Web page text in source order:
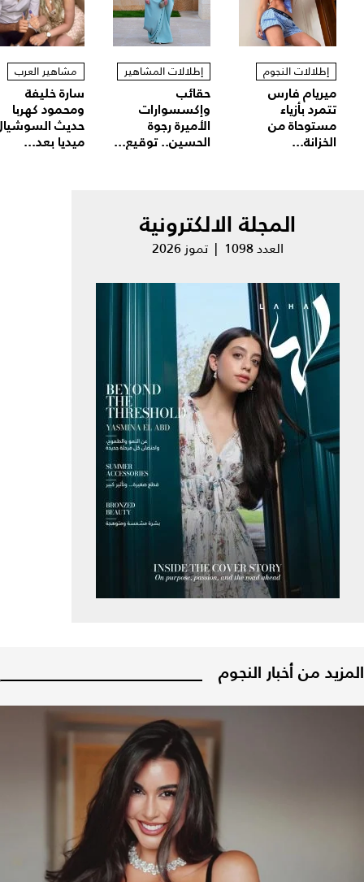
إطلالات النجوم
ميريام فارس
تتمرد بأزياء
مستوحاة من
الخزانة...
إطلالات المشاهير
حقائب
وإكسسوارات
الأميرة رجوة
الحسين.. توقيع...
مشاهير العرب
سارة خليفة
ومحمود كهربا
حديث
ميديا بعد...
المجلة الالكترونية
العدد 1098 | تموز 2026
المزيد من أخبار النجوم